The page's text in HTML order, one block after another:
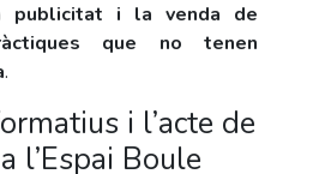
publicitat i la venda de
que no tenen
.
i l’acte de
l’Espai Boule